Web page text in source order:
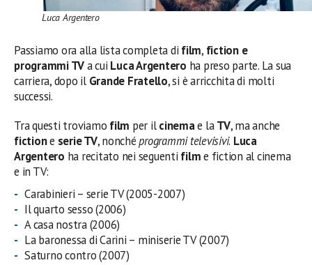
Luca Argentero
Passiamo ora alla lista completa di film, fiction e
programmi TVa cui Luca Argentero ha preso parte. La sua
carriera, dopo il Grande Fratello, si è arricchita di molti
successi.
Tra questi troviamo film per ilcinemae laTV, ma anche
fictione serie TV, nonchéprogrammi televisivi. Luca
Argentero ha recitato nei seguenti filme fiction al cinema
e in TV:
Carabinieri – serie TV (2005-2007)
Il quarto sesso (2006)
A casa nostra (2006)
La baronessa di Carini – miniserie TV (2007)
Saturno contro (2007)